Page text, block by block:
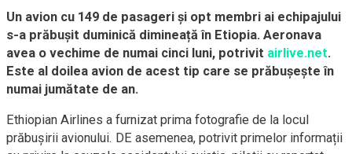
Un avion cu 149 de pasageri și opt membri ai echipajului
s-a prăbușit duminică dimineață în Etiopia. Aeronava
avea o vechime de numai cinci luni, potrivit airlive.net.
Este al doilea avion de acest tip care se prăbușește în
numai jumătate de an.
Ethiopian Airlines a furnizat prima fotografie de la locul
prăbușirii avionului. DE asemenea, potrivit primelor informații